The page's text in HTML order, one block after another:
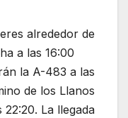
alrededor de
a las 16:00
la A-483 a las
de los Llanos
La llegada